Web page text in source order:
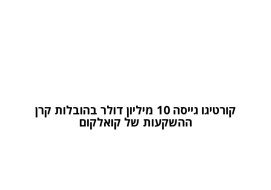
קורטיגו גייסה 10 מיליון דולר בהובלות קרן
ההשקעות של קואלקום